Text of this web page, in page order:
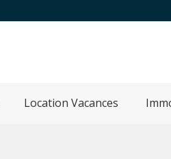
Location Vacances